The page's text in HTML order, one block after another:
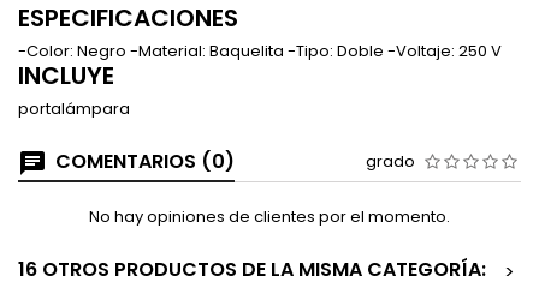
ESPECIFICACIONES
-Color: Negro -Material: Baquelita -Tipo: Doble -Voltaje: 250 V
INCLUYE
portalámpara
COMENTARIOS (0) grado
No hay opiniones de clientes por el momento.
16 OTROS PRODUCTOS DE LA MISMA CATEGORÍA:
>